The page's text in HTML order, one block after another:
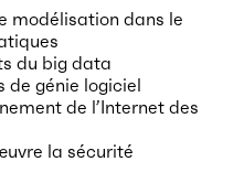
modélisation dans le
du big data
de génie logiciel
de l’Internet des
la sécurité